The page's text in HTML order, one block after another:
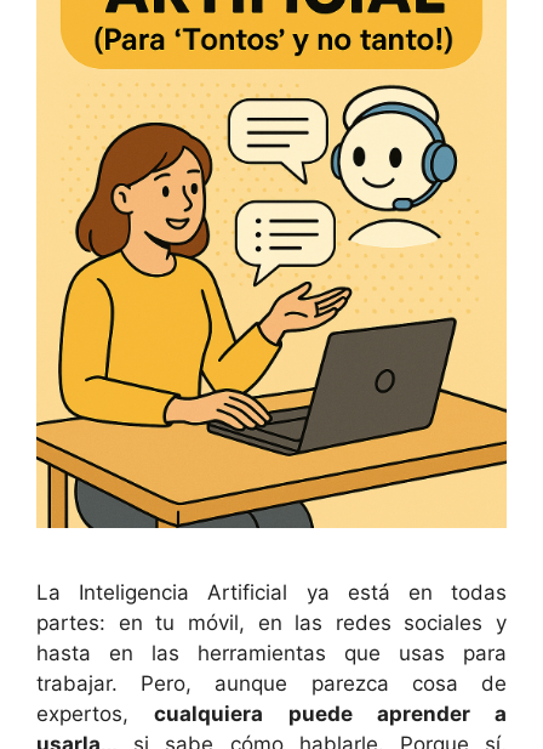
La Inteligencia Artificial ya está en todas
partes: en tu móvil, en las redes sociales y
hasta en las herramientas que usas para
trabajar. Pero, aunque parezca cosa de
expertos,cualquiera puede aprender a
usarla… si sabe cómo hablarle. Porque sí,